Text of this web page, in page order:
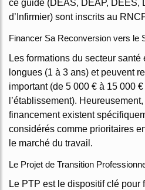
ce guide (DEAS, DEAP, DEES,
d’Infirmier) sont inscrits au
Financer Sa Reconversion vers le
Les formations du secteur
longues (1 à 3 ans) et peuvent
important (de 5 000 € à 15 000
l’établissement).
financement existent
considérés comme prioritaires
le marché du travail.
Le Projet de Transition
Le PTP est le dispositif clé